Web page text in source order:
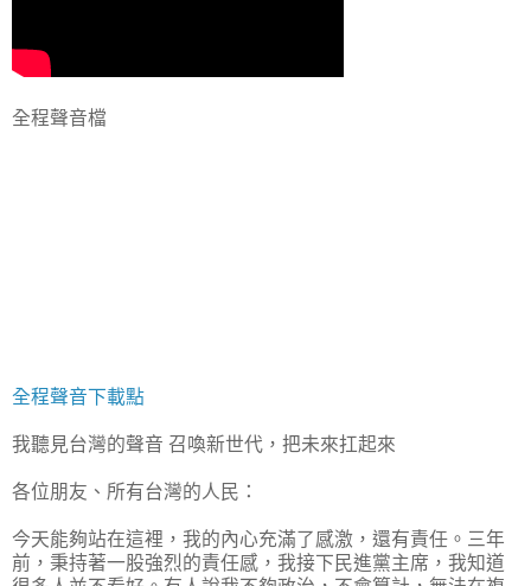
全程聲音檔
全程聲音下載點
我聽見台灣的聲音 召喚新世代，把未來扛起來
各位朋友、所有台灣的人民：
今天能夠站在這裡，我的內心充滿了感激，還有責任。三年
前，秉持著一股強烈的責任感，我接下民進黨主席，我知道